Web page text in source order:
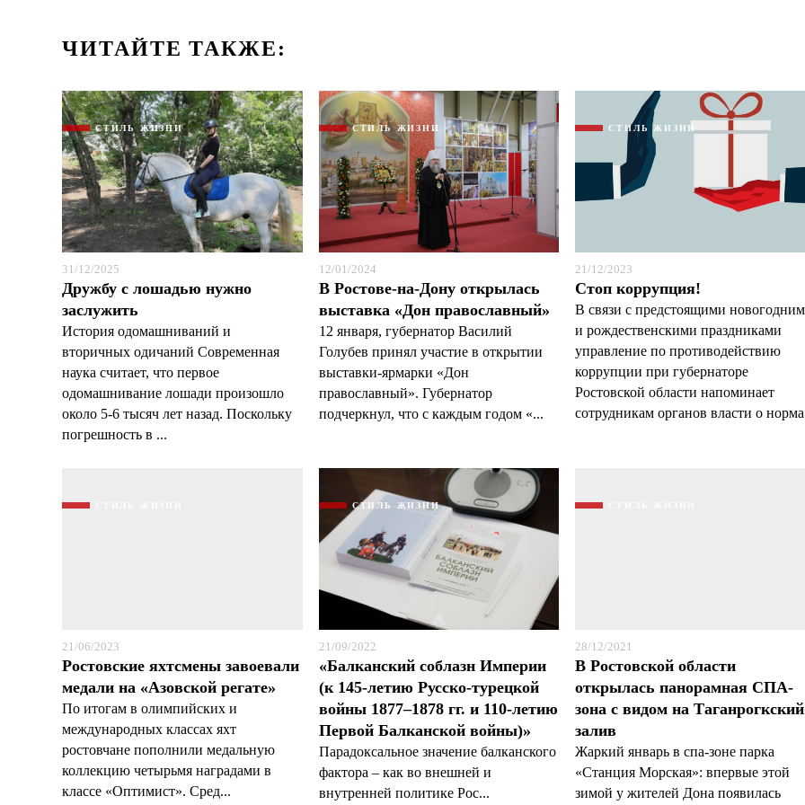
ЧИТАЙТЕ ТАКЖЕ:
СТИЛЬ ЖИЗНИ
31/12/2025
Дружбу с лошадью нужно
заслужить
История одомашниваний и
вторичных одичаний Современная
наука считает, что первое
одомашнивание лошади произошло
около 5-6 тысяч лет назад. Поскольку
погрешность в ...
СТИЛЬ ЖИЗНИ
12/01/2024
В Ростове-на-Дону открылась
выставка «Дон православный»
12 января, губернатор Василий
Голубев принял участие в открытии
выставки-ярмарки «Дон
православный». Губернатор
подчеркнул, что с каждым годом «...
СТИЛЬ ЖИЗНИ
21/12/2023
Стоп коррупция!
В связи с предстоящими
и рождественскими праздниками
управление по противодействию
коррупции при губернаторе
Ростовской области напоминает
сотрудникам органов власти о
21/06/2023
Ростовские яхтсмены завоевали
медали на «Азовской регате»
По итогам в олимпийских и
международных классах яхт
ростовчане пополнили медальную
коллекцию четырьмя наградами в
классе «Оптимист». Сред...
СТИЛЬ ЖИЗНИ
21/09/2022
«Балканский соблазн Империи
(к 145-летию Русско-турецкой
войны 1877–1878 гг. и 110-летию
Первой Балканской войны)»
Парадоксальное значение балканского
фактора – как во внешней и
внутренней политике Рос...
28/12/2021
В Ростовской области
открылась панорамная СПА-
зона с видом на Таганрогкский
залив
Жаркий январь в спа-зоне парка
«Станция Морская»: впервые этой
зимой у жителей Дона появилась